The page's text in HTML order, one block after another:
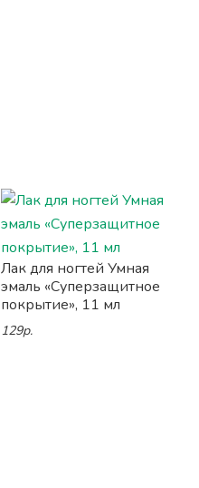
Лак для ногтей Умная
эмаль «Суперзащитное
покрытие», 11 мл
129р.